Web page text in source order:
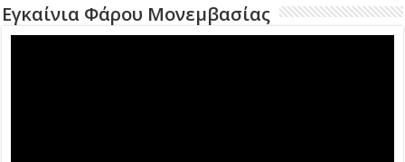
Εγκαίνια Φάρου Μονεμβασίας